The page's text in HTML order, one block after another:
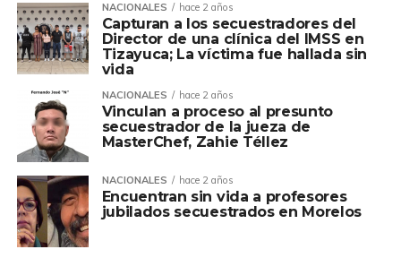
NACIONALES hace 2 años
Capturan a los secuestradores del
Director de una clínica del IMSS en
Tizayuca; La víctima fue hallada sin
vida
NACIONALES hace 2 años
Vinculan a proceso al presunto
secuestrador de la jueza de
MasterChef, Zahie Téllez
NACIONALES hace 2 años
Encuentran sin vida a profesores
jubilados secuestrados en Morelos